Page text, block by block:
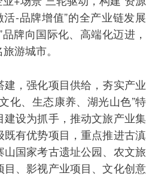
-品牌增值”的全产业链发展
牌向国际化、高端化迈进，
游城市。
，强化项目供给，夯实产业
化、生态康养、湖光山色”特
设为抓手，推动文旅产业集
有优势项目，重点推进古滇
山国家考古遗址公园、农文旅
、影视产业项目、文化创意